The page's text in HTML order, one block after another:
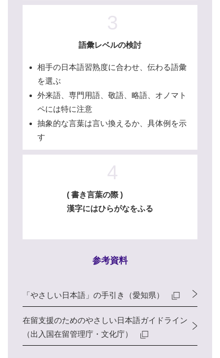
3
語彙レベルの検討
相手の日本語習熟度に合わせ、伝わる語彙
を選ぶ
外来語、専門用語、敬語、略語、オノマト
ペには特に注意
抽象的な言葉は言い換えるか、具体例を示
す
4
( 書き言葉の際 )
漢字にはひらがなをふる
参考資料
「やさしい日本語」の手引き（愛知県）
在留支援のためのやさしい日本語ガイドライン
（出入国在留管理庁・文化庁）